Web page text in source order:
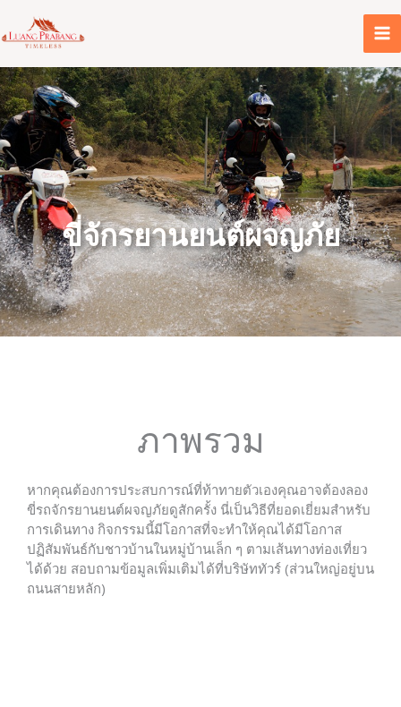
to
content
ขี่จักรยานยนต์ผจญภัย
ภาพรวม
หากคุณต้องการประสบการณ์ที่ท้าทายตัวเองคุณอาจต้องลอง
ขี่รถจักรยานยนต์ผจญภัยดูสักครั้ง นี่เป็นวิธีที่ยอดเยี่ยมสำหรับ
การเดินทาง กิจกรรมนี้มีโอกาสที่จะทำให้คุณได้มีโอกาส
ปฏิสัมพันธ์กับชาวบ้านในหมู่บ้านเล็ก ๆ ตามเส้นทางท่องเที่ยว
ได้ด้วย สอบถามข้อมูลเพิ่มเติมได้ที่บริษัททัวร์ (ส่วนใหญ่อยู่บน
ถนนสายหลัก)